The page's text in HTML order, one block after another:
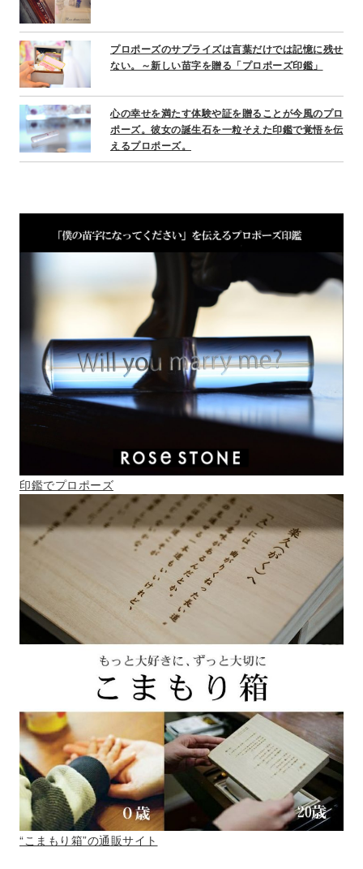
プロポーズのサプライズは言葉だけでは記憶に残せ
ない。～新しい苗字を贈る「プロポーズ印鑑」
心の幸せを満たす体験や証を贈ることが今風のプロ
ポーズ。彼女の誕生石を一粒そえた印鑑で覚悟を伝
えるプロポーズ。
印鑑でプロポーズ
“こまもり箱”の通販サイト